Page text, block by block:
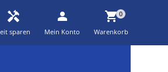
handyman
sparen
person
Mein Konto
shopping_cart0
Warenkorb